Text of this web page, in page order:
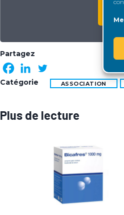
Partagez
Catégorie ASSOCIATION
Plus de lecture